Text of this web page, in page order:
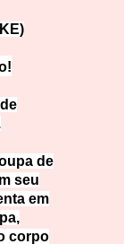
de
seu
em
corpo